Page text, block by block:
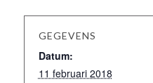
GEGEVENS
Datum:
11 februari 2018